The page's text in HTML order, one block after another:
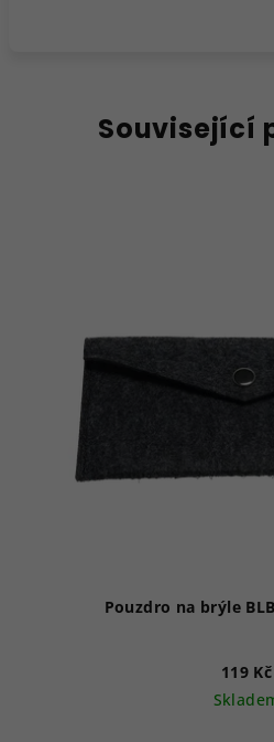
Související
Pouzdro na brýle
119 Kč